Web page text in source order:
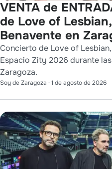
VENTA de
de Love of
Benavente en
Concierto de Love of
Espacio Zity 2026 durante
Zaragoza.
Soy de Zaragoza · 1 de agosto de 2026